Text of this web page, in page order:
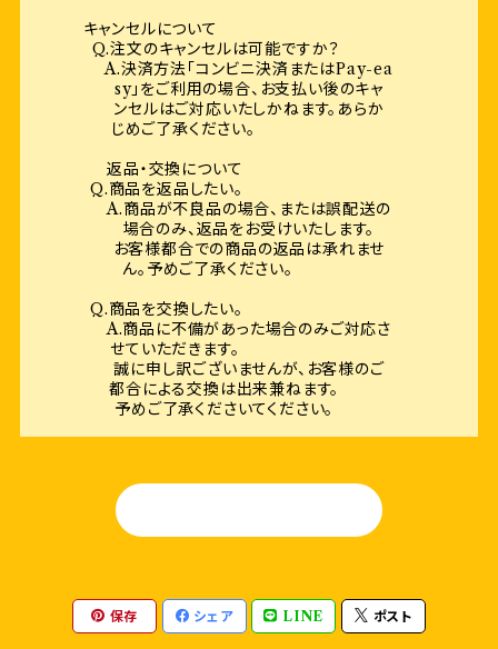
キャンセルについて
Q.注文のキャンセルは可能ですか？
A.決済方法「コンビニ決済またはPay-ea
sy」をご利用の場合、お支払い後のキャ
ンセルはご対応いたしかねます。あらか
じめご了承ください。
返品・交換について
Q.商品を返品したい。
A.商品が不良品の場合、または誤配送の
場合のみ、返品をお受けいたします。
お客様都合での商品の返品は承れませ
ん。予めご了承ください。
Q.商品を交換したい。
A.商品に不備があった場合のみご対応さ
せていただきます。
誠に申し訳ございませんが、お客様のご
都合による交換は出来兼ねます。
予めご了承くださいてください。
保存 シェア LINE ポスト